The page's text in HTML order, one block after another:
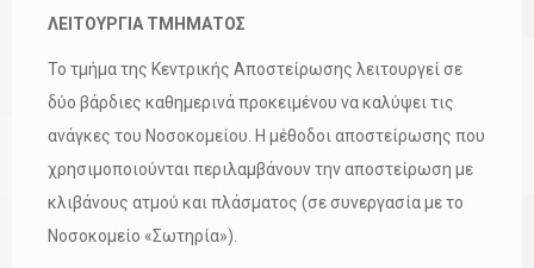
ΛΕΙΤΟΥΡΓΙΑ ΤΜΗΜΑΤΟΣ
Το τμήμα της Κεντρικής Αποστείρωσης λειτουργεί σε
δύο βάρδιες καθημερινά προκειμένου να καλύψει τις
ανάγκες του Νοσοκομείου. Η μέθοδοι αποστείρωσης που
χρησιμοποιούνται περιλαμβάνουν την αποστείρωση με
κλιβάνους ατμού και πλάσματος (σε συνεργασία με το
Νοσοκομείο «Σωτηρία»).